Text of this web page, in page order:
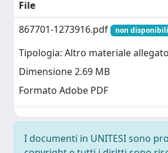
File
867701-1273916.pdf
non disponibili
Tipologia: Altro materiale allegato
Dimensione 2.69 MB
Formato Adobe PDF
I documenti in UNITESI sono